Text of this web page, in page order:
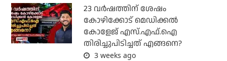
23 വർഷത്തിന് ശേഷം
കോഴിക്കോട് മെഡിക്കൽ
കോളേജ് എസ്.എഫ്.ഐ
തിരിച്ചുപിടിച്ചത് എങ്ങനെ?
3 weeks ago